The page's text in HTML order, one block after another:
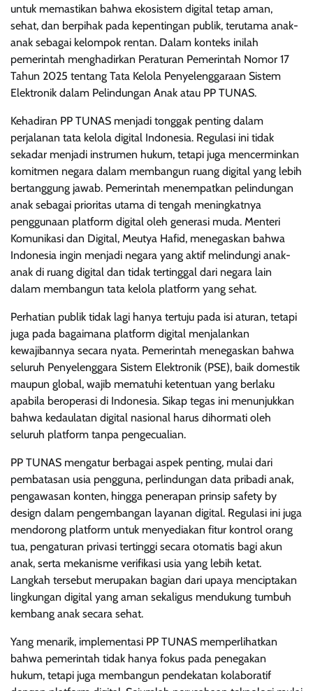
untuk memastikan bahwa ekosistem digital tetap aman,
sehat, dan berpihak pada kepentingan publik, terutama anak-
anak sebagai kelompok rentan. Dalam konteks inilah
pemerintah menghadirkan Peraturan Pemerintah Nomor 17
Tahun 2025 tentang Tata Kelola Penyelenggaraan Sistem
Elektronik dalam Pelindungan Anak atau PP TUNAS.
Kehadiran PP TUNAS menjadi tonggak penting dalam
perjalanan tata kelola digital Indonesia. Regulasi ini tidak
sekadar menjadi instrumen hukum, tetapi juga mencerminkan
komitmen negara dalam membangun ruang digital yang lebih
bertanggung jawab. Pemerintah menempatkan pelindungan
anak sebagai prioritas utama di tengah meningkatnya
penggunaan platform digital oleh generasi muda. Menteri
Komunikasi dan Digital, Meutya Hafid, menegaskan bahwa
Indonesia ingin menjadi negara yang aktif melindungi anak-
anak di ruang digital dan tidak tertinggal dari negara lain
dalam membangun tata kelola platform yang sehat.
Perhatian publik tidak lagi hanya tertuju pada isi aturan, tetapi
juga pada bagaimana platform digital menjalankan
kewajibannya secara nyata. Pemerintah menegaskan bahwa
seluruh Penyelenggara Sistem Elektronik (PSE), baik domestik
maupun global, wajib mematuhi ketentuan yang berlaku
apabila beroperasi di Indonesia. Sikap tegas ini menunjukkan
bahwa kedaulatan digital nasional harus dihormati oleh
seluruh platform tanpa pengecualian.
PP TUNAS mengatur berbagai aspek penting, mulai dari
pembatasan usia pengguna, perlindungan data pribadi anak,
pengawasan konten, hingga penerapan prinsip safety by
design dalam pengembangan layanan digital. Regulasi ini juga
mendorong platform untuk menyediakan fitur kontrol orang
tua, pengaturan privasi tertinggi secara otomatis bagi akun
anak, serta mekanisme verifikasi usia yang lebih ketat.
Langkah tersebut merupakan bagian dari upaya menciptakan
lingkungan digital yang aman sekaligus mendukung tumbuh
kembang anak secara sehat.
Yang menarik, implementasi PP TUNAS memperlihatkan
bahwa pemerintah tidak hanya fokus pada penegakan
hukum, tetapi juga membangun pendekatan kolaboratif